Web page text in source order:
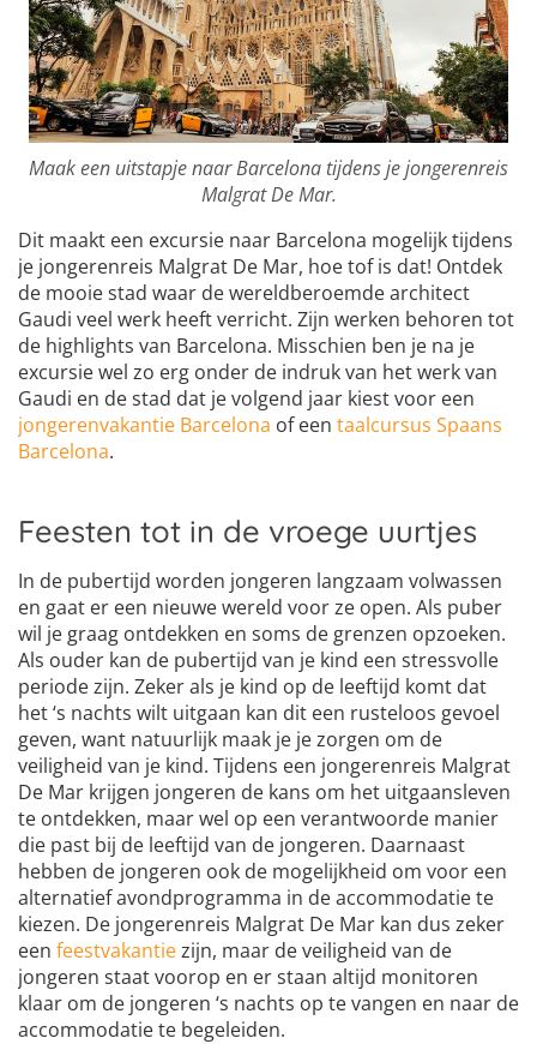
Maak een uitstapje naar Barcelona tijdens je jongerenreis
Malgrat De Mar.
Dit maakt een excursie naar Barcelona mogelijk tijdens
je jongerenreis Malgrat De Mar, hoe tof is dat! Ontdek
de mooie stad waar de wereldberoemde architect
Gaudi veel werk heeft verricht. Zijn werken behoren tot
de highlights van Barcelona. Misschien ben je na je
excursie wel zo erg onder de indruk van het werk van
Gaudi en de stad dat je volgend jaar kiest voor een
jongerenvakantie Barcelona of een taalcursus Spaans
Barcelona.
Feesten tot in de vroege uurtjes
In de pubertijd worden jongeren langzaam volwassen
en gaat er een nieuwe wereld voor ze open. Als puber
wil je graag ontdekken en soms de grenzen opzoeken.
Als ouder kan de pubertijd van je kind een stressvolle
periode zijn. Zeker als je kind op de leeftijd komt dat
het ‘s nachts wilt uitgaan kan dit een rusteloos gevoel
geven, want natuurlijk maak je je zorgen om de
veiligheid van je kind. Tijdens een jongerenreis Malgrat
De Mar krijgen jongeren de kans om het uitgaansleven
te ontdekken, maar wel op een verantwoorde manier
die past bij de leeftijd van de jongeren. Daarnaast
hebben de jongeren ook de mogelijkheid om voor een
alternatief avondprogramma in de accommodatie te
kiezen. De jongerenreis Malgrat De Mar kan dus zeker
een feestvakantiezijn, maar de veiligheid van de
jongeren staat voorop en er staan altijd monitoren
klaar om de jongeren ‘s nachts op te vangen en naar de
accommodatie te begeleiden.